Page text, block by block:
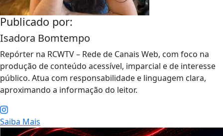
Publicado por:
Isadora Bomtempo
Repórter na RCWTV – Rede de Canais Web, com foco na
produção de conteúdo acessível, imparcial e de interesse
público. Atua com responsabilidade e linguagem clara,
aproximando a informação do leitor.
Saiba Mais